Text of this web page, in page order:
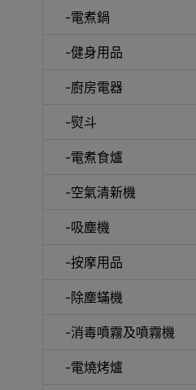
-電煮鍋
-健身用品
-廚房電器
-熨斗
-電煮食爐
-空氣清新機
-吸塵機
-按摩用品
-除塵蟎機
-消毒噴霧及噴霧機
-電燒烤爐